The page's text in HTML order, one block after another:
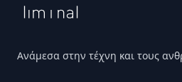
Ανάμεσα στην τέχνη και τους